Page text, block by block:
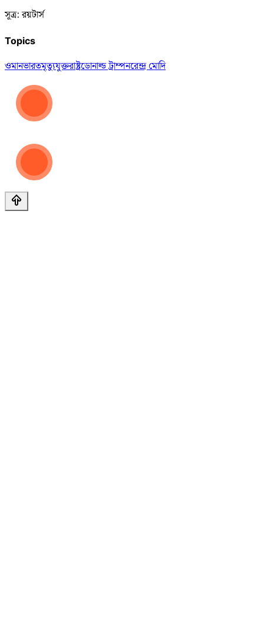
সূত্র: রয়টার্স
Topics
ওমানভারতমৃত্যুযুক্তরাষ্ট্রডোনাল্ড ট্রাম্পনরেন্দ্র মোদি